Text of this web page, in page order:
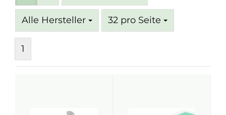
Alle Hersteller 32 pro Seite
pro Seite
1